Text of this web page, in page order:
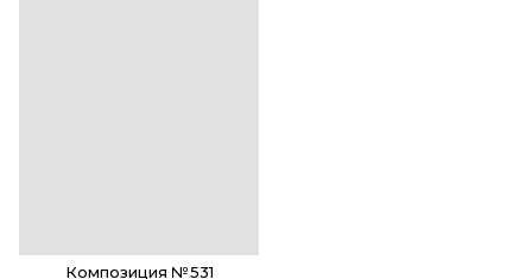
Композиция №531